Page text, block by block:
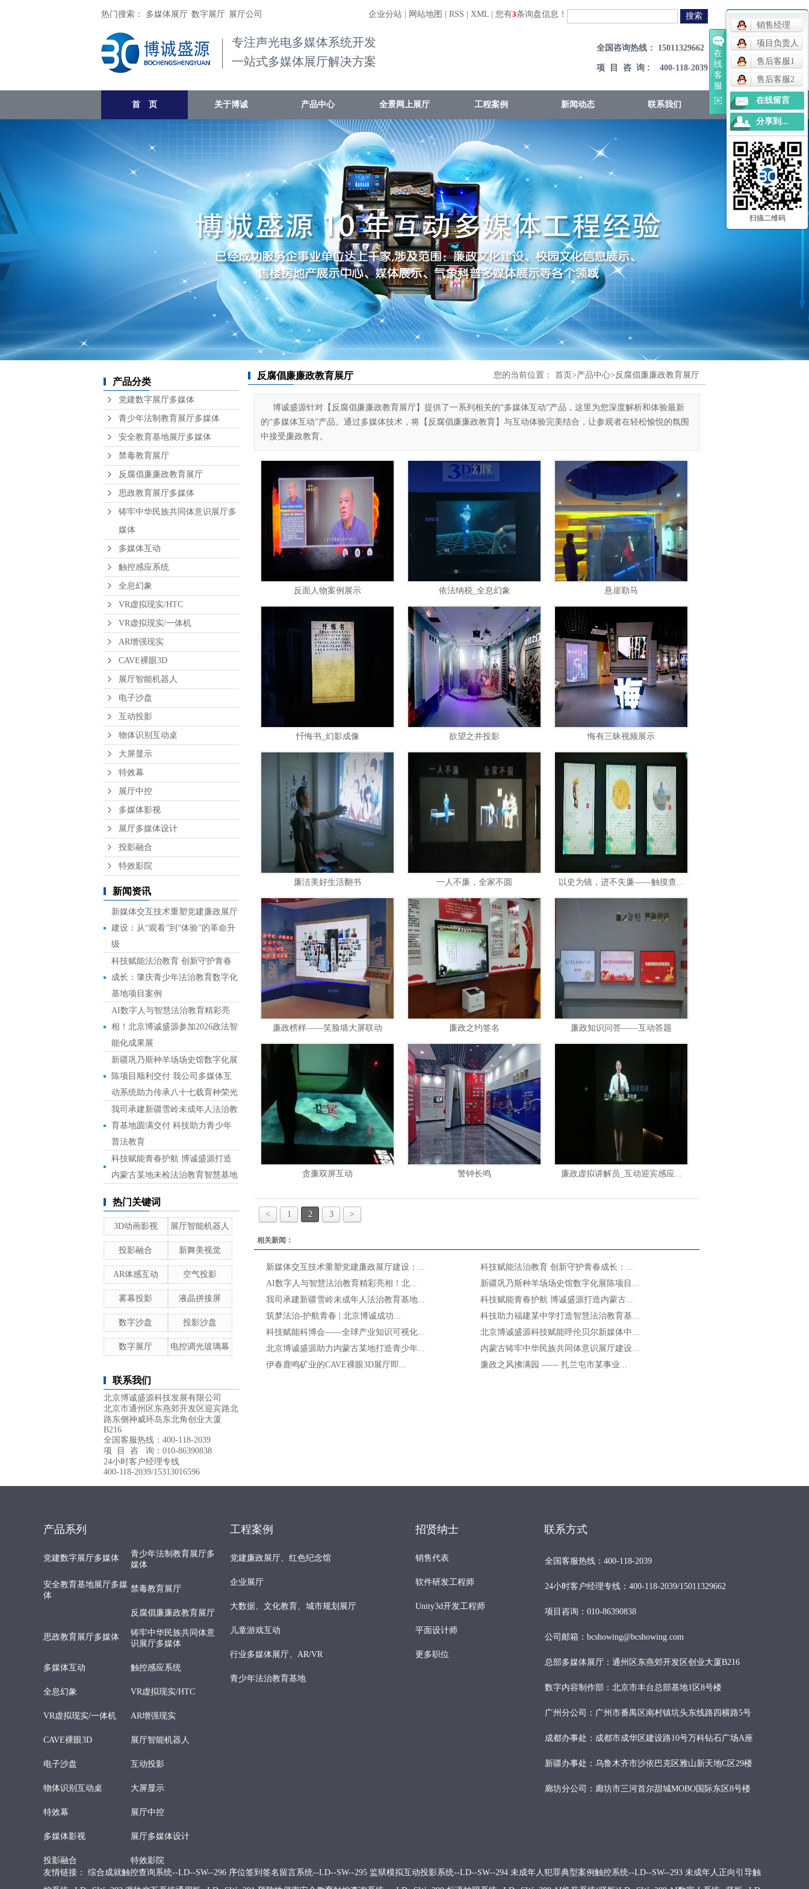
热门搜索： 多媒体展厅 数字展厅 展厅公司 企业分站 网站地图 RSS XML 您有3条询盘信息！
专注声光电多媒体系统开发
一站式多媒体展厅解决方案
全国咨询热线： 15011329662
项 目 咨 询 : 400-118-2039
首 页 关于博诚 产品中心 全景网上展厅 工程案例 新闻动态 联系我们
产品分类
党建数字展厅多媒体
青少年法制教育展厅多媒体
安全教育基地展厅多媒体
禁毒教育展厅
反腐倡廉廉政教育展厅
思政教育展厅多媒体
铸牢中华民族共同体意识展厅多
媒体
多媒体互动
触控感应系统
全息幻象
VR虚拟现实/HTC
VR虚拟现实/一体机
AR增强现实
CAVE裸眼3D
展厅智能机器人
电子沙盘
互动投影
物体识别互动桌
大屏显示
特效幕
展厅中控
多媒体影视
展厅多媒体设计
投影融合
特效影院
新闻资讯
新媒体交互技术重塑党建廉政展厅
建设：从“观看”到“体验”的革命升
级
科技赋能法治教育 创新守护青春
成长：肇庆青少年法治教育数字化
基地项目案例
AI数字人与智慧法治教育精彩亮
相！北京博诚盛源参加2026政法智
能化成果展
新疆巩乃斯种羊场场史馆数字化展
陈项目顺利交付 我公司多媒体互
动系统助力传承八十七载育种荣光
我司承建新疆雪岭未成年人法治教
育基地圆满交付 科技助力青少年
普法教育
科技赋能青春护航 博诚盛源打造
内蒙古某地未检法治教育智慧基地
热门关键词
3D动画影视 展厅智能机器人
投影融合 新舞美视觉
AR体感互动 空气投影
雾幕投影 液晶拼接屏
数字沙盘 投影沙盘
数字展厅 电控调光玻璃幕
联系我们
北京博诚盛源科技发展有限公司
北京市通州区东燕郊开发区迎宾路北
路东侧神威环岛东北角创业大厦
B216
全国客服热线：400-118-2039
项 目 咨 询：010-86390838
24小时客户经理专线
400-118-2039/15313016596
反腐倡廉廉政教育展厅 您的当前位置： 首页 >产品中心>反腐倡廉廉政教育展厅
博诚盛源针对【反腐倡廉廉政教育展厅】提供了一系列相关的“多媒体互动”产品，这里为您深度解析和体验最新
的“多媒体互动”产品。通过多媒体技术，将【反腐倡廉廉政教育】与互动体验完美结合，让参观者在轻松愉悦的氛围
中接受廉政教育。
反面人物案例展示 依法纳税_全息幻象 悬崖勒马
忏悔书_幻影成像 欲望之井投影 悔有三昧视频展示
廉洁美好生活翻书 一人不廉，全家不圆 以史为镜，进不失廉——触摸查...
廉政榜样——笑脸墙大屏联动 廉政之约签名 廉政知识问答——互动答题
贪廉双屏互动 警钟长鸣 廉政虚拟讲解员_互动迎宾感应...
< 1 2 3 >
相关新闻：
新媒体交互技术重塑党建廉政展厅建设：...
科技赋能法治教育 创新守护青春成长：...
AI数字人与智慧法治教育精彩亮相！北...
新疆巩乃斯种羊场场史馆数字化展陈项目...
我司承建新疆雪岭未成年人法治教育基地...
科技赋能青春护航 博诚盛源打造内蒙古...
筑梦法治-护航青春 | 北京博诚成功...
科技助力福建某中学打造智慧法治教育基...
科技赋能科博会——全球产业知识可视化...
北京博诚盛源科技赋能呼伦贝尔新媒体中...
北京博诚盛源助力内蒙古某地打造青少年...
内蒙古铸牢中华民族共同体意识展厅建设...
伊春鹿鸣矿业的CAVE裸眼3D展厅即...
廉政之风拂满园 —— 扎兰屯市某事业...
产品系列
党建数字展厅多媒体
青少年法制教育展厅多
媒体
安全教育基地展厅多媒
体
禁毒教育展厅
反腐倡廉廉政教育展厅
思政教育展厅多媒体
铸牢中华民族共同体意
识展厅多媒体
多媒体互动 触控感应系统
全息幻象 VR虚拟现实/HTC
VR虚拟现实/一体机 AR增强现实
CAVE裸眼3D 展厅智能机器人
电子沙盘 互动投影
物体识别互动桌 大屏显示
特效幕 展厅中控
多媒体影视 展厅多媒体设计
投影融合 特效影院
工程案例
党建廉政展厅、红色纪念馆
企业展厅
大数据、文化教育、城市规划展厅
儿童游戏互动
行业多媒体展厅、AR/VR
青少年法治教育基地
招贤纳士
销售代表
软件研发工程师
Unity3d开发工程师
平面设计师
更多职位
联系方式
全国客服热线：400-118-2039
24小时客户经理专线：400-118-2039/15011329662
项目咨询：010-86390838
公司邮箱：bcshowing@bcshowing.com
总部多媒体展厅：通州区东燕郊开发区创业大厦B216
数字内容制作部：北京市丰台总部基地1区8号楼
广州分公司：广州市番禺区南村镇坑头东线路四横路5号
成都办事处：成都市成华区建设路10号万科钻石广场A座
新疆办事处：乌鲁木齐市沙依巴克区雅山新天地C区29楼
廊坊分公司：廊坊市三河首尔甜城MOBO国际东区8号楼
友情链接： 综合成就触控查询系统--LD--SW--296 序位签到签名留言系统--LD--SW--295 监狱模拟互动投影系统--LD--SW--294 未成年人犯罪典型案例触控系统--LD--SW--293 未成年人正向引导触
在
线
客
服
销售经理
项目负责人
售后客服1
售后客服2
在线留言
分享到...
扫描二维码